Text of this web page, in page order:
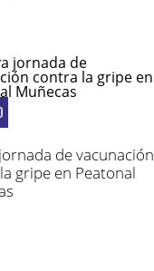
de vacunación
gripe en Peatonal